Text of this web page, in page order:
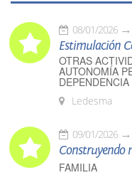
08/01/2026
Estimulación
OTRAS
AUTONOMÍA
DEPENDENCIA
Ledesma
09/01/2026
Construyendo
FAMILIA